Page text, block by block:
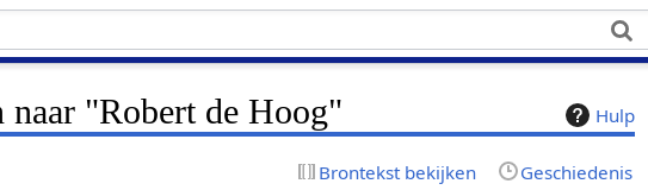
Hulp
naar "Robert de Hoog"
Brontekst bekijken Geschiedenis